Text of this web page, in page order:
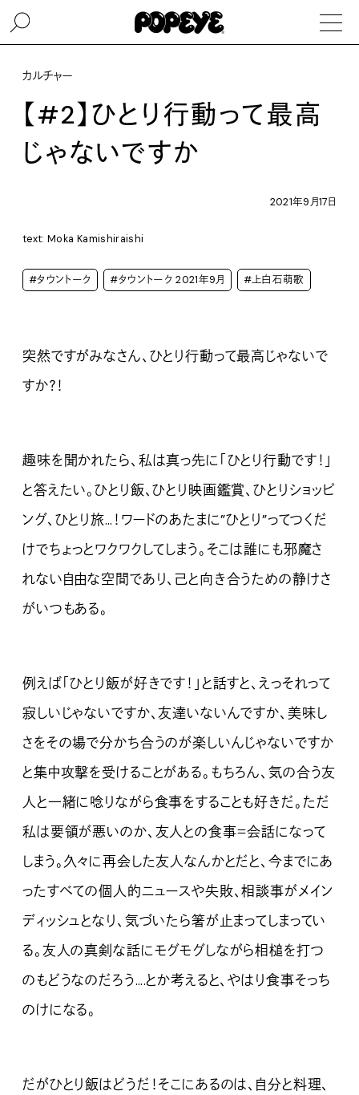
カルチャー
【#2】ひとり行動って最高
じゃないですか
2021年9月17日
text: Moka Kamishiraishi
#タウントーク #タウントーク 2021年9月 #上白石萌歌
突然ですがみなさん、ひとり行動って最高じゃないで
すか？！
趣味を聞かれたら、私は真っ先に「ひとり行動です！」
と答えたい。ひとり飯、ひとり映画鑑賞、ひとりショッピ
ング、ひとり旅…！ワードのあたまに”ひとり”ってつくだ
けでちょっとワクワクしてしまう。そこは誰にも邪魔さ
れない自由な空間であり、己と向き合うための静けさ
がいつもある。
例えば「ひとり飯が好きです！」と話すと、えっそれって
寂しいじゃないですか、友達いないんですか、美味し
さをその場で分かち合うのが楽しいんじゃないですか
と集中攻撃を受けることがある。もちろん、気の合う友
人と一緒に唸りながら食事をすることも好きだ。ただ
私は要領が悪いのか、友人との食事＝会話になって
しまう。久々に再会した友人なんかとだと、今までにあ
ったすべての個人的ニュースや失敗、相談事がメイン
ディッシュとなり、気づいたら箸が止まってしまってい
る。友人の真剣な話にモグモグしながら相槌を打つ
のもどうなのだろう….とか考えると、やはり食事そっち
のけになる。
だがひとり飯はどうだ！そこにあるのは、自分と料理、